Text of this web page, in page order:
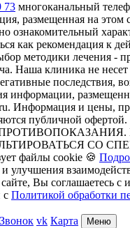
73 многоканальный
размещенная на этом
ознакомительный
как рекомендация к
методики лечения -
Наша клиника не несет
последствия,
информации,
Информация и цены,
публичной офертой.
СО
файлы cookie 🍪
улучшения
Вы соглашаетесь с
с Политикой обработки
Звонок vk Карта Меню